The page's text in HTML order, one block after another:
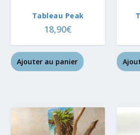
Tableau Peak
18,90€
Ajouter au panier